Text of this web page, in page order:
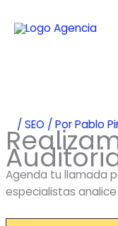
/ SEO / PorPablo
Agenda tu llamada
especialistas